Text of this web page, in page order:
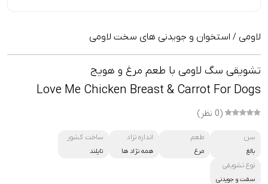
لاومی / استخوان و جویدنی های سخت لاومی
تشویقی سگ لاومی با طعم مرغ و هویج
Love Me Chicken Breast & Carrot For Dogs
(0 نظر)
سن
بالغ
طعم
مرغ
اندازه نژاد
همه نژاد ها
ساخت کشور
تایلند
نوع تشویقی
سفت و جویدنی